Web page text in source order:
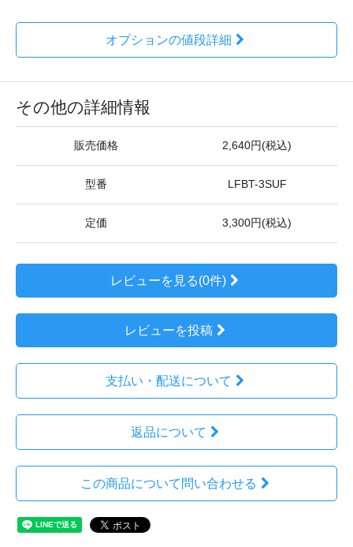
オプションの値段詳細
その他の詳細情報
販売価格 2,640円(税込)
型番 LFBT-3SUF
定価 3,300円(税込)
レビューを見る(0件)
レビューを投稿
支払い・配送について
返品について
この商品について問い合わせる